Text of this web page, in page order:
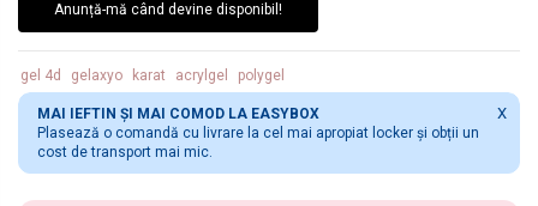
Anunță-mă când devine disponibil!
gel 4d gelaxyo karat acrylgel polygel
MAI IEFTIN ȘI MAI COMOD LA EASYBOX
Plasează o comandă cu livrare la cel mai apropiat locker și obții un
cost de transport mai mic.
X